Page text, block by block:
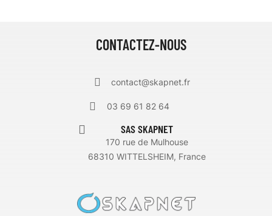
CONTACTEZ-NOUS
contact@skapnet.fr
03 69 61 82 64
SAS SKAPNET
170 rue de Mulhouse
68310 WITTELSHEIM, France